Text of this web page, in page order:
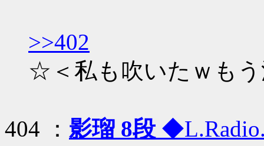
>>402
☆＜私も吹いたｗも
404 ： 影瑠 8段